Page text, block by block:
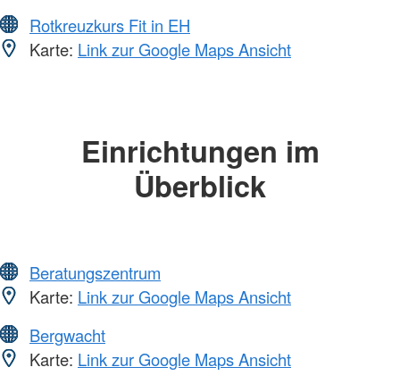
Rotkreuzkurs Fit in EH
Karte: Link zur Google Maps Ansicht
Einrichtungen im
Überblick
Beratungszentrum
Karte: Link zur Google Maps Ansicht
Bergwacht
Karte: Link zur Google Maps Ansicht